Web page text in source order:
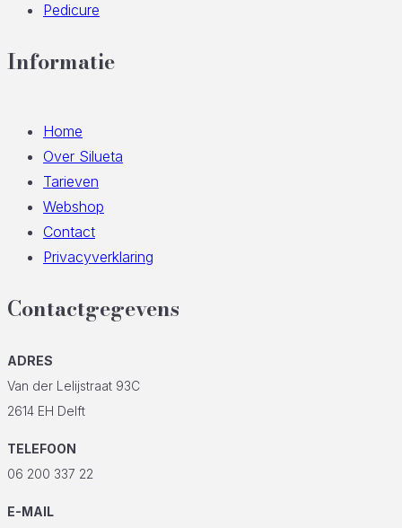
Pedicure
Informatie
Home
Over Silueta
Tarieven
Webshop
Contact
Privacyverklaring
Contactgegevens
ADRES
Van der Lelijstraat 93C
2614 EH Delft
TELEFOON
06 200 337 22
E-MAIL